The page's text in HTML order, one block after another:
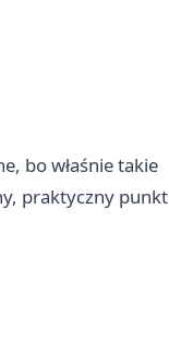
bo właśnie takie
praktyczny punkt